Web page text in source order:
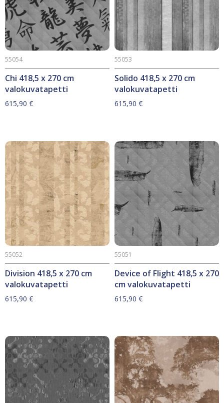
Chi 418,5 x 270 cm
valokuvatapetti
55054
615,90 €
Solido 418,5 x 270 cm
valokuvatapetti
55053
615,90 €
Division 418,5 x 270 cm
valokuvatapetti
55052
615,90 €
Device of Flight 418,5 x 270
cm valokuvatapetti
55051
615,90 €